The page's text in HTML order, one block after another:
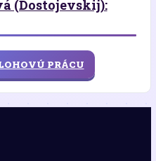
(Dostojevskij):
PRÁCU